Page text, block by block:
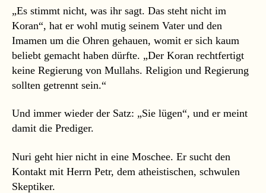
„Es stimmt nicht, was ihr sagt. Das steht nicht im
Koran“, hat er wohl mutig seinem Vater und den
Imamen um die Ohren gehauen, womit er sich kaum
beliebt gemacht haben dürfte. „Der Koran rechtfertigt
keine Regierung von Mullahs. Religion und Regierung
sollten getrennt sein.“
Und immer wieder der Satz: „Sie lügen“, und er meint
damit die Prediger.
Nuri geht hier nicht in eine Moschee. Er sucht den
Kontakt mit Herrn Petr, dem atheistischen, schwulen
Skeptiker.